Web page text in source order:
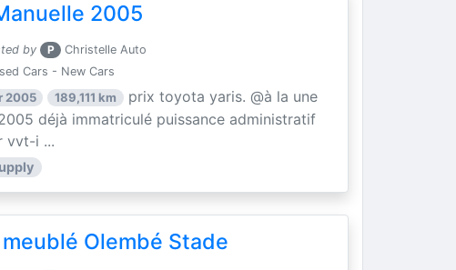
2005
by P Christelle Auto
Cars - New Cars
2005 189,111 km
prix toyota yaris. @à la une
déjà immatriculé puissance administratif
vvt-i ...
Olembé Stade